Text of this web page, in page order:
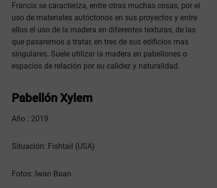
Francis se caracteriza, entre otras muchas cosas, por el
uso de materiales autóctonos en sus proyectos y entre
ellos el uso de la madera en diferentes texturas, de las
que pasaremos a tratar, en tres de sus edificios mas
singulares. Suele utilizar la madera en pabellones o
espacios de relación por su calidez y naturalidad.
Pabellón Xylem
Año : 2019
Situación: Fishtail (USA)
Fotos: Iwan Baan